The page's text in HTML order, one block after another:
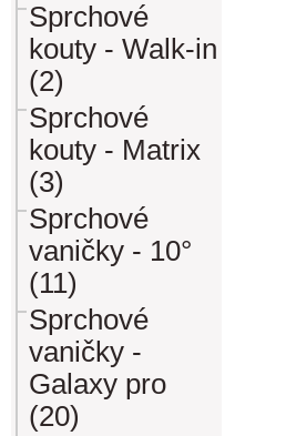
Sprchové
kouty - Walk-in
(2)
Sprchové
kouty - Matrix
(3)
Sprchové
vaničky - 10°
(11)
Sprchové
vaničky -
Galaxy pro
(20)